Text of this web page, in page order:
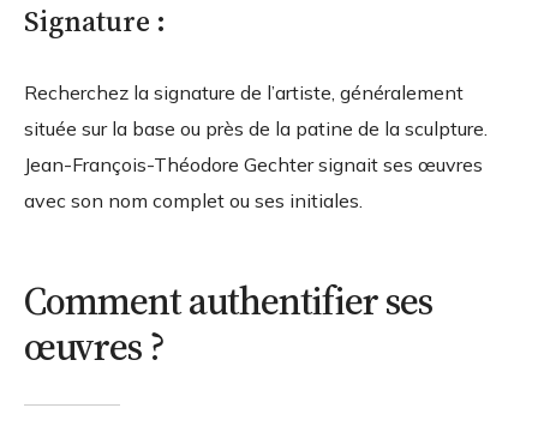
Signature :
Recherchez la signature de l’artiste, généralement
située sur la base ou près de la patine de la sculpture.
Jean-François-Théodore Gechter signait ses œuvres
avec son nom complet ou ses initiales.
Comment authentifier ses
œuvres ?